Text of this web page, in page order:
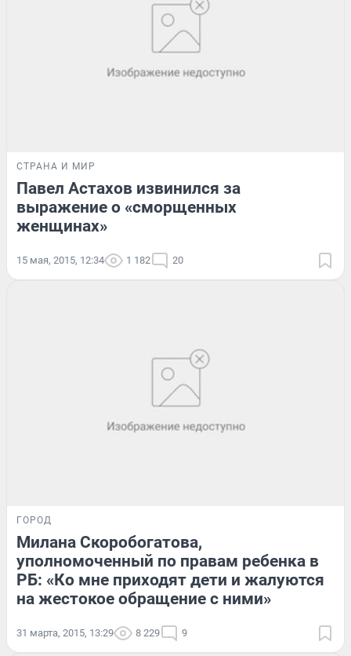
СТРАНА И МИР
Павел Астахов извинился за
выражение о «сморщенных
женщинах»
15 мая, 2015, 12:34 1 182 20
ГОРОД
Милана Скоробогатова,
уполномоченный по правам ребенка в
РБ: «Ко мне приходят дети и жалуются
на жестокое обращение с ними»
31 марта, 2015, 13:29 8 229 9